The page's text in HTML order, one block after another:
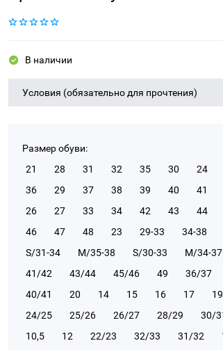
В наличии
Условия (обязательно для прочтения)
Размер обуви:
21
28 31 32 35 30 24
36
29 37 38 39 40 41
26
27 33 34 42 43 44
46
47 48 23 29-33
34-38
S/31-34
М/35-38 S/30-33
М/34-37
41/42
43/44 45/46 49 36/37
40/41
20 14 15 16 17
19
24/25
25/26 26/27 28/29
30/
10,5
12 22/23 32/33 31/32